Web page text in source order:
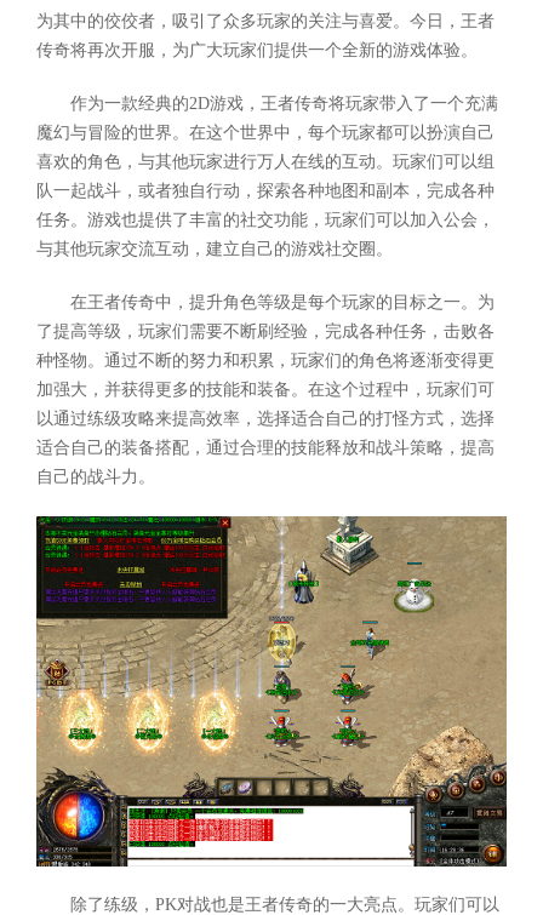
为其中的佼佼者，吸引了众多玩家的关注与喜爱。今日，王者
传奇将再次开服，为广大玩家们提供一个全新的游戏体验。
作为一款经典的2D游戏，王者传奇将玩家带入了一个充满
魔幻与冒险的世界。在这个世界中，每个玩家都可以扮演自己
喜欢的角色，与其他玩家进行万人在线的互动。玩家们可以组
队一起战斗，或者独自行动，探索各种地图和副本，完成各种
任务。游戏也提供了丰富的社交功能，玩家们可以加入公会，
与其他玩家交流互动，建立自己的游戏社交圈。
在王者传奇中，提升角色等级是每个玩家的目标之一。为
了提高等级，玩家们需要不断刷经验，完成各种任务，击败各
种怪物。通过不断的努力和积累，玩家们的角色将逐渐变得更
加强大，并获得更多的技能和装备。在这个过程中，玩家们可
以通过练级攻略来提高效率，选择适合自己的打怪方式，选择
适合自己的装备搭配，通过合理的技能释放和战斗策略，提高
自己的战斗力。
除了练级，PK对战也是王者传奇的一大亮点。玩家们可以